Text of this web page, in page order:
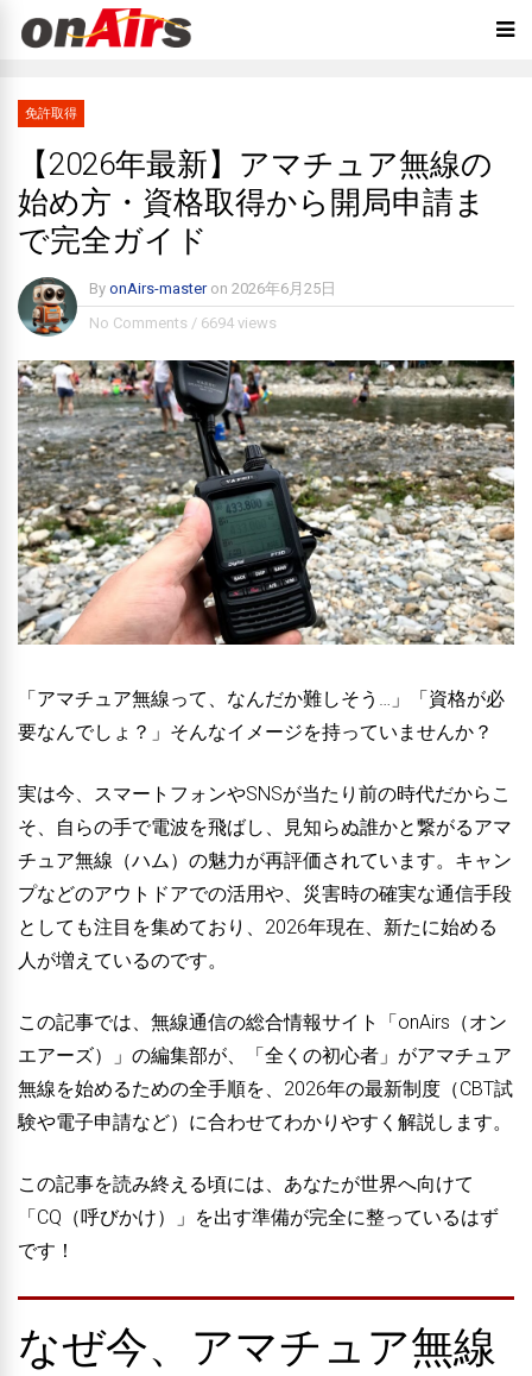
免許取得
【2026年最新】アマチュア無線の
始め方・資格取得から開局申請ま
で完全ガイド
By onAirs-masteron 2026年6月25日
No Comments / 6694 views
「アマチュア無線って、なんだか難しそう…」「資格が必
要なんでしょ？」そんなイメージを持っていませんか？
実は今、スマートフォンやSNSが当たり前の時代だからこ
そ、自らの手で電波を飛ばし、見知らぬ誰かと繋がるアマ
チュア無線（ハム）の魅力が再評価されています。キャン
プなどのアウトドアでの活用や、災害時の確実な通信手段
としても注目を集めており、2026年現在、新たに始める
人が増えているのです。
この記事では、無線通信の総合情報サイト「onAirs（オン
エアーズ）」の編集部が、
「全くの初心者」がアマチュア
無線を始めるための全手順を、2026年の最新制度（CBT試
験や電子申請など）に合わせてわかりやすく解説します。
この記事を読み終える頃には、あなたが世界へ向けて
「CQ（呼びかけ）」を出す準備が完全に整っているはず
です！
なぜ今、アマチュア無線